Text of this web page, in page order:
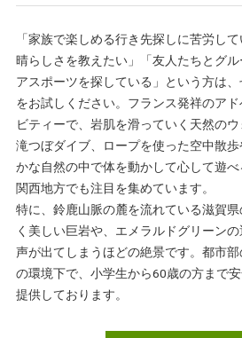
「家族で楽しめる行き先探しに苦労し
晴らしさを教えたい」「友人たちとグ
アスポーツを探している」という方は
をお試しください。フランス発祥のア
ビティーで、岩肌を滑っていく天然のウ
滝つぼダイブ、ロープを使った空中散
かな自然の中で体を動かして心して遊
関西地方でも注目を集めています。
特に、鈴鹿山脈の麓を流れている滋賀
く美しい巨岩や、エメラルドグリーン
声が出てしまうほどの絶景です。都市
の環境下で、小学生から60歳の方まで
提供しております。